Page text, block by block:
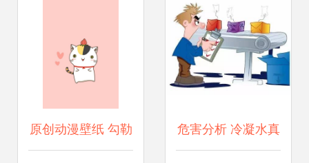
原创动漫壁纸 勾勒 危害分析 冷凝水真